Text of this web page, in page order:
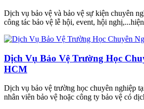
Dịch vụ bảo vệ và bảo vệ sự kiện chuyên
công tác bảo vệ lễ hội, event, hội
Dịch Vụ Bảo Vệ Trường Học
HCM
Dịch vụ bảo vệ trường học chuyên nghiệp
nhân viên bảo vệ hoặc công ty bảo vệ có